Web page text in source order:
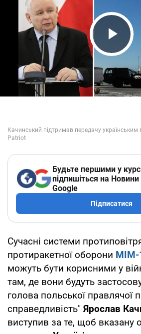
Play
Будьте першими у
підпишіться на Новини
Google
Підписатися
Сучасні системи
протиракетної оборони MIM-
можуть бути корисними у
там, де вони будуть
голова польської правлячої
справедливість" Ярослав
виступив за те, щоб вказану